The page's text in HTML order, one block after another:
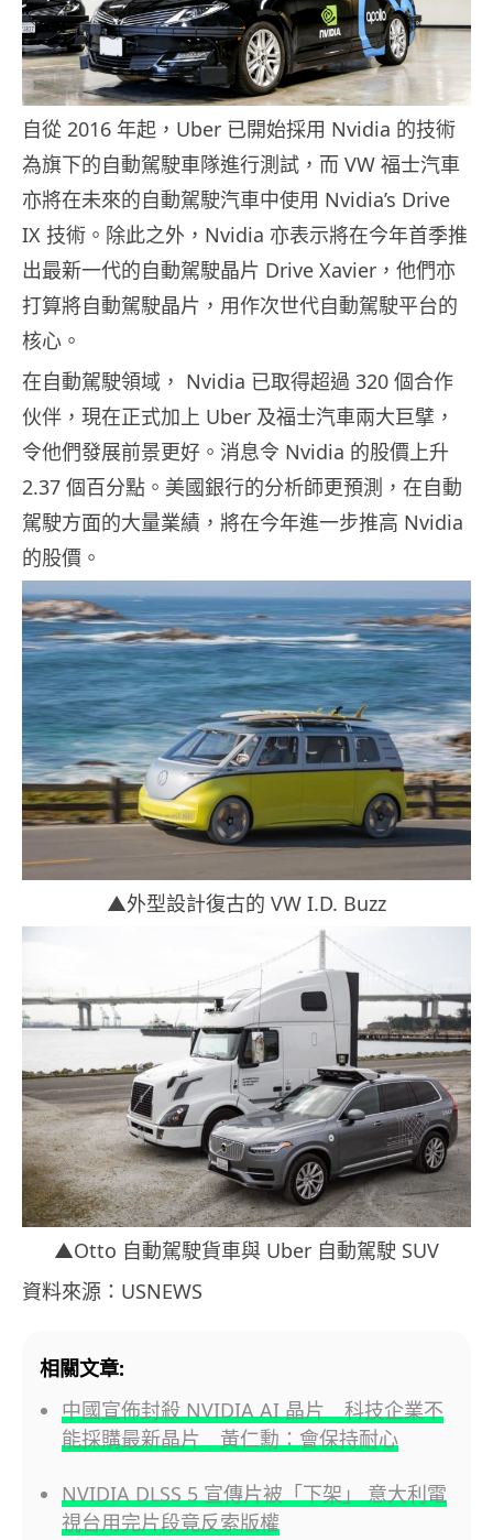
自從 2016 年起，Uber 已開始採用 Nvidia 的技術
為旗下的自動駕駛車隊進行測試，而 VW 福士汽車
亦將在未來的自動駕駛汽車中使用 Nvidia’s Drive
IX 技術。除此之外，Nvidia 亦表示將在今年首季推
出最新一代的自動駕駛晶片 Drive Xavier，他們亦
打算將自動駕駛晶片，用作次世代自動駕駛平台的
核心。
在自動駕駛領域， Nvidia 已取得超過 320 個合作
伙伴，現在正式加上 Uber 及福士汽車兩大巨擘，
令他們發展前景更好。消息令 Nvidia 的股價上升
2.37 個百分點。美國銀行的分析師更預測，在自動
駕駛方面的大量業績，將在今年進一步推高 Nvidia
的股價。
▲外型設計復古的 VW I.D. Buzz
▲Otto 自動駕駛貨車與 Uber 自動駕駛 SUV
資料來源：USNEWS
相關文章:
中國宣佈封殺 NVIDIA AI 晶片 科技企業不
能採購最新晶片 黃仁勳：會保持耐心
NVIDIA DLSS 5 宣傳片被「下架」 意大利電
視台用完片段竟反索版權